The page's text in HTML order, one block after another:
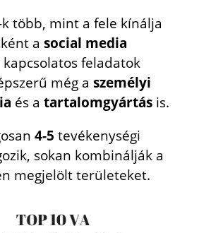
több, mint a fele kínálja
a social media
feladatok
még a személyi
és a tartalomgyártásis.
4-5 tevékenységi
sokan kombinálják a
megjelölt területeket.